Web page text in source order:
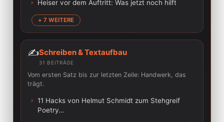
› Heiser vor dem Auftritt: Was jetzt noch hilft
+ 7 WEITERE
✍️Schreiben & Textaufbau
31 BEITRÄGE
Vom ersten Satz bis zur letzten Zeile: Handwerk, das
trägt.
› 11 Hacks von Helmut Schmidt zum Stehgreif
Poetry…